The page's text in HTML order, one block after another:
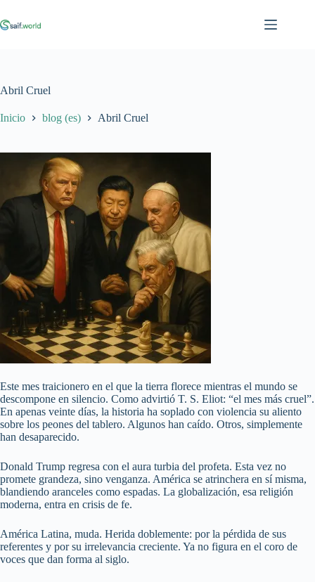
al
contenido
Abril Cruel
Inicio blog (es) Abril Cruel
Este mes traicionero en el que la tierra florece mientras el mundo se
descompone en silencio. Como advirtió T. S. Eliot: “el mes más cruel”.
En apenas veinte días, la historia ha soplado con violencia su aliento
sobre los peones del tablero. Algunos han caído. Otros, simplemente
han desaparecido.
Donald Trump regresa con el aura turbia del profeta. Esta vez no
promete grandeza, sino venganza. América se atrinchera en sí misma,
blandiendo aranceles como espadas. La globalización, esa religión
moderna, entra en crisis de fe.
América Latina, muda. Herida doblemente: por la pérdida de sus
referentes y por su irrelevancia creciente. Ya no figura en el coro de
voces que dan forma al siglo.